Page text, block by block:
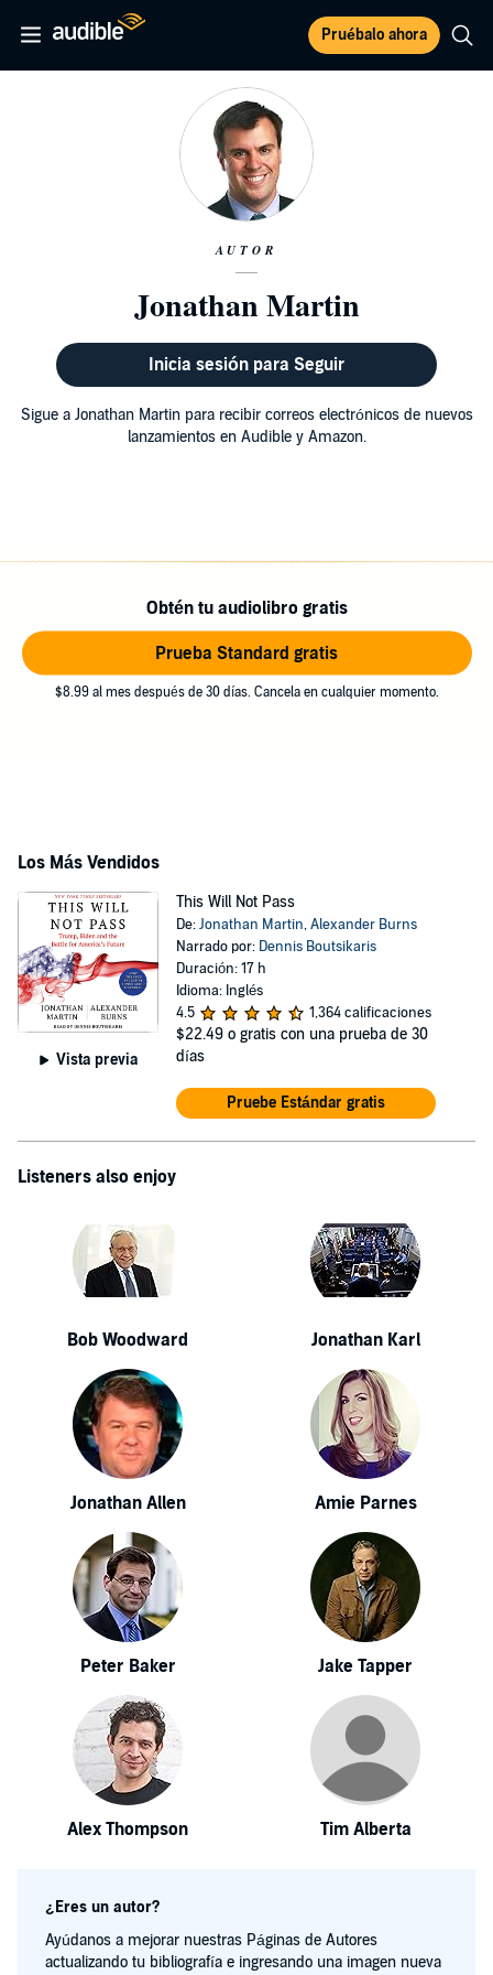
Pruébalo ahora
AUTOR
Jonathan Martin
Inicia sesión para Seguir
Sigue a Jonathan Martin para recibir correos electrónicos de nuevos
lanzamientos en Audible y Amazon.
Obtén tu audiolibro gratis
Prueba Standard gratis
$8.99 al mes después de 30 días. Cancela en cualquier momento.
Los Más Vendidos
Vista previa
This Will Not Pass
De:Jonathan Martin,Alexander Burns
Narrado por: Dennis Boutsikaris
Duración: 17 h
Idioma: Inglés
4.5
1,364 calificaciones
$22.49 o gratis con una prueba de 30
días
Pruebe Estándar gratis
Listeners also enjoy
Bob Woodward Jonathan Karl
Jonathan Allen Amie Parnes
Peter Baker Jake Tapper
Alex Thompson Tim Alberta
¿Eres un autor?
Ayúdanos a mejorar nuestras Páginas de Autores
actualizando tu bibliografía e ingresando una imagen nueva